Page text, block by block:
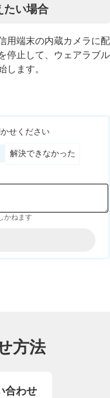
たい場合
用端末の内蔵カメラに配
停止して、ウェアラブル
します。
せください
解決できなかった
かねます
方法
合わせ